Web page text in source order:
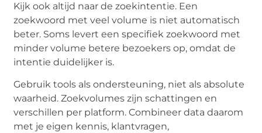
Kijk ook altijd naar de zoekintentie. Een
zoekwoord met veel volume is niet automatisch
beter. Soms levert een specifiek zoekwoord met
minder volume betere bezoekers op, omdat de
intentie duidelijker is.
Gebruik tools als ondersteuning, niet als absolute
waarheid. Zoekvolumes zijn schattingen en
verschillen per platform. Combineer data daarom
met je eigen kennis, klantvragen,